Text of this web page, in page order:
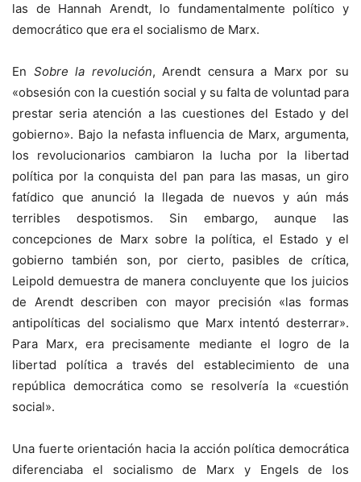
las de Hannah Arendt, lo fundamentalmente político y
democrático que era el socialismo de Marx.
En Sobre la revolución, Arendt censura a Marx por su
«obsesión con la cuestión social y su falta de voluntad para
prestar seria atención a las cuestiones del Estado y del
gobierno». Bajo la nefasta influencia de Marx, argumenta,
los revolucionarios cambiaron la lucha por la libertad
política por la conquista del pan para las masas, un giro
fatídico que anunció la llegada de nuevos y aún más
terribles despotismos. Sin embargo, aunque las
concepciones de Marx sobre la política, el Estado y el
gobierno también son, por cierto, pasibles de crítica,
Leipold demuestra de manera concluyente que los juicios
de Arendt describen con mayor precisión «las formas
antipolíticas del socialismo que Marx intentó desterrar».
Para Marx, era precisamente mediante el logro de la
libertad política a través del establecimiento de una
república democrática como se resolvería la «cuestión
social».
Una fuerte orientación hacia la acción política democrática
diferenciaba el socialismo de Marx y Engels de los